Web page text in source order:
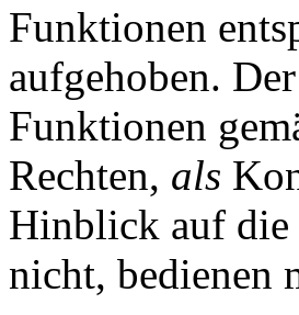
Funktionen
aufgehoben.
Funktionen
Rechten, als
Hinblick auf die
nicht, bedienen